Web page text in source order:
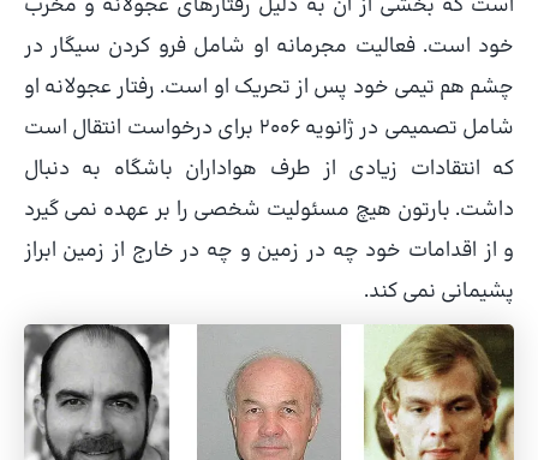
خود است. فعالیت مجرمانه او شامل فرو کردن سیگار در
چشم هم تیمی خود پس از تحریک او است. رفتار عجولانه او
شامل تصمیمی در ژانویه 2006 برای درخواست انتقال است
که انتقادات زیادی از طرف هواداران باشگاه به دنبال
داشت. بارتون هیچ مسئولیت شخصی را بر عهده نمی گیرد
و از اقدامات خود چه در زمین و چه در خارج از زمین ابراز
پشیمانی نمی کند.